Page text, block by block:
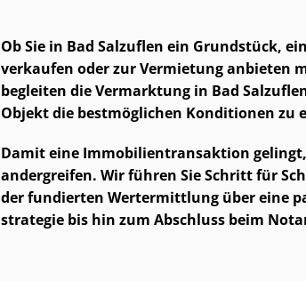
Ob Sie in Bad Salzuflen ein Grundstück,
verkaufen oder zur Vermietung anbieten
begleiten die Vermarktung in Bad
Objekt die bestmöglichen Konditionen zu
Damit eine Im­mo­bi­li­en­trans­ak­ti­on
an­der­grei­fen. Wir führen Sie Schritt für
der fundierten Wertermittlung über eine
stra­te­gie bis hin zum Abschluss beim